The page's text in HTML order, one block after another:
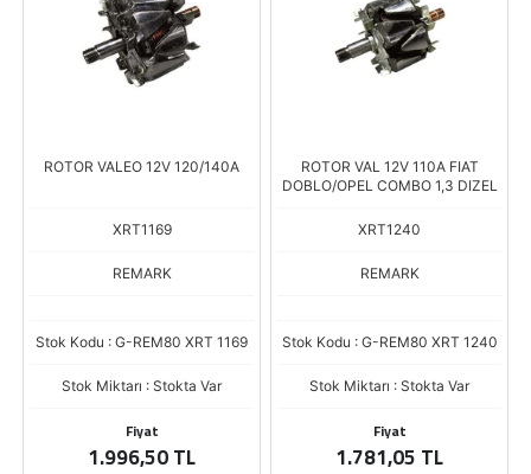
ROTOR VALEO 12V 120/140A
XRT1169
REMARK
Stok Kodu : G-REM80 XRT 1169
Stok Miktarı : Stokta Var
Fiyat
1.996,50 TL
ROTOR VAL 12V 110A FIAT
DOBLO/OPEL COMBO 1,3 DIZEL
XRT1240
REMARK
Stok Kodu : G-REM80 XRT 1240
Stok Miktarı : Stokta Var
Fiyat
1.781,05 TL